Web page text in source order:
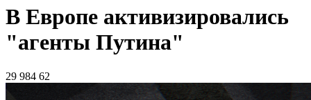
В Европе активизировались
"агенты Путина"
29 984 62